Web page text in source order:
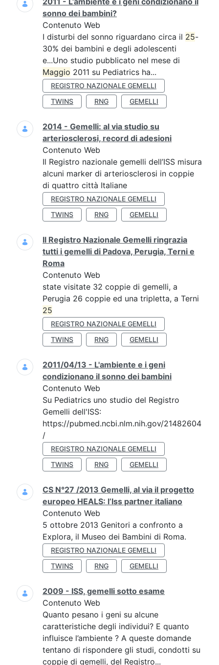
sonno dei bambini?
Contenuto Web
I disturbi del sonno riguardano circa il 25-
30% dei bambini e degli adolescenti
e...Uno studio pubblicato nel mese di
Maggio 2011 su Pediatrics ha...
REGISTRO NAZIONALE GEMELLI
TWINS
RNG GEMELLI
2014 - Gemelli: al via studio su
arteriosclerosi, record di adesioni
Contenuto Web
Il Registro nazionale gemelli dell’ISS misura
alcuni marker di arteriosclerosi in coppie
di quattro città Italiane
REGISTRO NAZIONALE GEMELLI
TWINS
RNG GEMELLI
Il Registro Nazionale Gemelli ringrazia
tutti i gemelli di Padova, Perugia, Terni e
Roma
Contenuto Web
state visitate 32 coppie di gemelli, a
Perugia 26 coppie ed una tripletta, a Terni
25
REGISTRO NAZIONALE GEMELLI
TWINS
RNG GEMELLI
2011/04/13 - L'ambiente e i geni
condizionano il sonno dei bambini
Contenuto Web
Su Pediatrics uno studio del Registro
Gemelli dell'ISS:
https://pubmed.ncbi.nlm.nih.gov/21482604
/
REGISTRO NAZIONALE GEMELLI
TWINS
RNG GEMELLI
CS N°27 /2013 Gemelli, al via il progetto
europeo HEALS: l’Iss partner italiano
Contenuto Web
5 ottobre 2013 Genitori a confronto a
Explora, il Museo dei Bambini di Roma.
REGISTRO NAZIONALE GEMELLI
TWINS
RNG GEMELLI
2009 - ISS, gemelli sotto esame
Contenuto Web
Quanto pesano i geni su alcune
caratteristiche degli individui? E quanto
influisce l’ambiente ? A queste domande
tentano di rispondere gli studi, condotti su
coppie di gemelli, del Registro...